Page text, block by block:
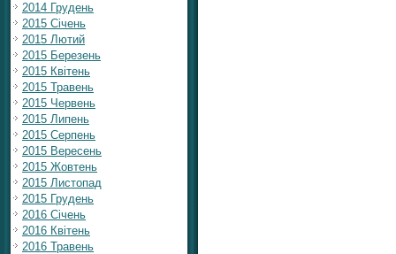
2014 Грудень
2015 Січень
2015 Лютий
2015 Березень
2015 Квітень
2015 Травень
2015 Червень
2015 Липень
2015 Серпень
2015 Вересень
2015 Жовтень
2015 Листопад
2015 Грудень
2016 Січень
2016 Квітень
2016 Травень